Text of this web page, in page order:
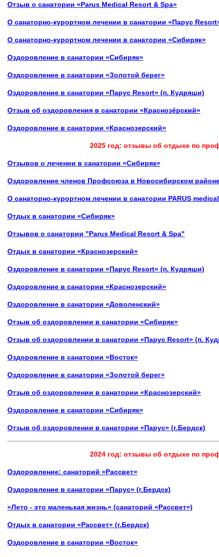
Отзыв о санатории «Parus Medical Resort & Spa»
О санаторно‑курортном лечении в санатории «Парус
О санаторно‑курортном лечении в санатории «Сибиряк»
Оздоровление в санатории «Сибиряк»
Оздоровление в санатории «Золотой берег»
Оздоровление в санатории «Парус Resort» (п. Кудряши)
Отзыв об оздоровления в санатории «Краснозёрский»
Оздоровление в санатории «Краснозерский»
2025 год: отзывы об отдыхе по
Отзывов о лечении в санатории «Сибиряк»
Оздоровление членов Профсоюза в Новосибирском
О санаторно‑курортном лечении в санатории PARUS
Отдых в санатории «Сибиряк»
Отзывов о санатории "Parus Medical Resort & Spa"
Отдых в санатории «Краснозерский»
Оздоровление в санатории «Парус Resort» (п. Кудряши)
Оздоровление в санатории «Краснозерский»
Оздоровление в санатории «Доволенский»
Отзыв об оздоровлении в санатории «Сибиряк»
Отзыв об оздоровлении в санатории «Парус Resort» (п.
Оздоровление в санатории «Восток»
Оздоровление в санатории «Золотой берег»
Отзыв об оздоровлении в санатории «Краснозерский»
Оздоровление в санатории «Сибиряк»
Отзыв об оздоровлении в санатории «Парус» (г.Бердск)
2024 год: отзывы об отдыхе по
Оздоровление: санаторий «Рассвет»
Оздоровление в санатории «Парус» (г.Бердск)
«Лето - это маленькая жизнь» (санаторий «Рассвет»)
Отдых в санатории «Рассвет» (г.Бердск)
Оздоровление в санатории «Восток»